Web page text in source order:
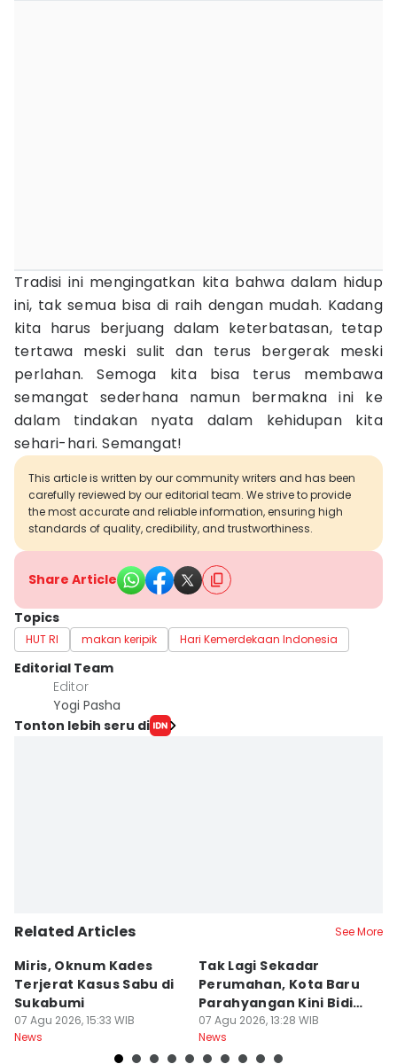
Tradisi ini mengingatkan kita bahwa dalam hidup
ini, tak semua bisa di raih dengan mudah. Kadang
kita harus berjuang dalam keterbatasan, tetap
tertawa meski sulit dan terus bergerak meski
perlahan. Semoga kita bisa terus membawa
semangat sederhana namun bermakna ini ke
dalam tindakan nyata dalam kehidupan kita
sehari-hari. Semangat!
This article is written by our community writers and has been
carefully reviewed by our editorial team. We strive to provide
the most accurate and reliable information, ensuring high
standards of quality, credibility, and trustworthiness.
Share Article
Topics
HUT RI makan keripik Hari Kemerdekaan Indonesia
Editorial Team
Editor
Yogi Pasha
Tonton lebih seru di
Related Articles See More
Miris, Oknum Kades
Terjerat Kasus Sabu di
Sukabumi
07 Agu 2026, 15:33 WIB
News
Tak Lagi Sekadar
Perumahan, Kota Baru
Parahyangan Kini Bidik
Wisatawan
07 Agu 2026, 13:28 WIB
News